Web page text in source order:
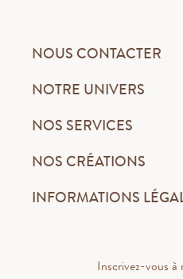
NOUS CONTACTER
NOTRE UNIVERS
NOS SERVICES
NOS CRÉATIONS
INFORMATIONS
Inscrivez-vous à